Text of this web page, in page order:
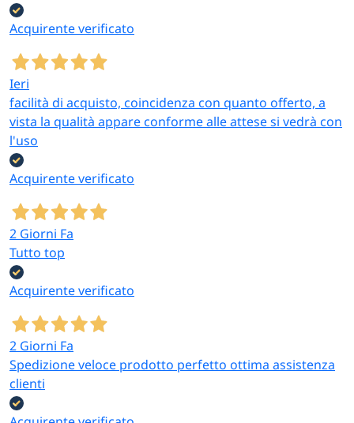
Acquirente verificato
Ieri
facilità di acquisto, coincidenza con quanto offerto, a
vista la qualità appare conforme alle attese si vedrà con
l'uso
Acquirente verificato
2 Giorni Fa
Tutto top
Acquirente verificato
2 Giorni Fa
Spedizione veloce prodotto perfetto ottima assistenza
clienti